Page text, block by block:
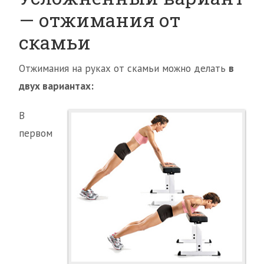
— отжимания от
скамьи
Отжимания на руках от скамьи можно делать в
двух вариантах:
В
первом